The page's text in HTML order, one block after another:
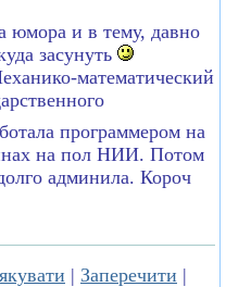
и в тему, давно
засунуть
математический
программером на
на пол НИИ. Потом
админила. Короч
| Заперечити |